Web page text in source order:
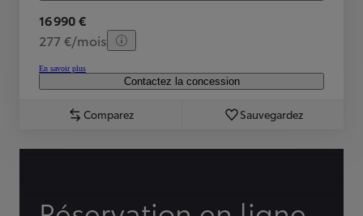
16 990 €
277 €/mois
En savoir plus
Contactez la concession
Comparez Sauvegardez